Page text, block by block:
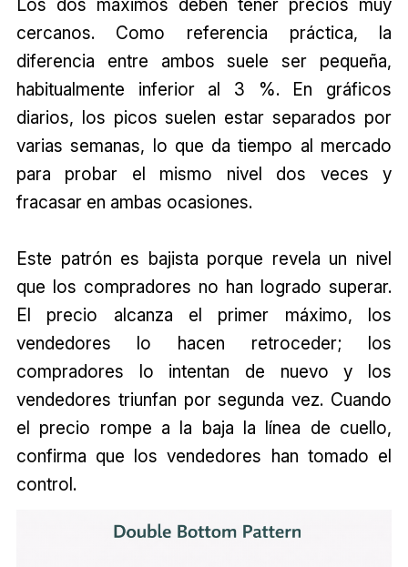
cercanos. Como referencia práctica, la
diferencia entre ambos suele ser pequeña,
habitualmente inferior al 3 %. En gráficos
diarios, los picos suelen estar separados por
varias semanas, lo que da tiempo al mercado
para probar el mismo nivel dos veces y
fracasar en ambas ocasiones.
Este patrón es bajista porque revela un nivel
que los compradores no han logrado superar.
El precio alcanza el primer máximo, los
vendedores lo hacen retroceder; los
compradores lo intentan de nuevo y los
vendedores triunfan por segunda vez. Cuando
el precio rompe a la baja la línea de cuello,
confirma que los vendedores han tomado el
control.